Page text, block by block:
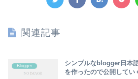
関連記事
Blogger
シンプルなblogger日本
を作ったので公開してい